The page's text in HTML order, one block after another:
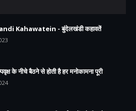
Kahawatein - बुंदेलखंडी कहावतें
के नीचे बैठने से होती है हर मनोकामना पूरी